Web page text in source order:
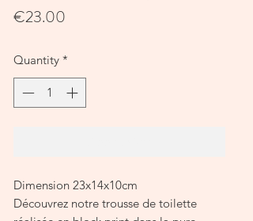
€23.00
Quantity *
Dimension 23x14x10cm
Découvrez notre trousse de toilette